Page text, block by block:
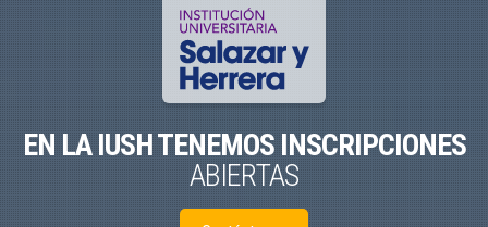
EN LA IUSH TENEMOS INSCRIPCIONES
ABIERTAS